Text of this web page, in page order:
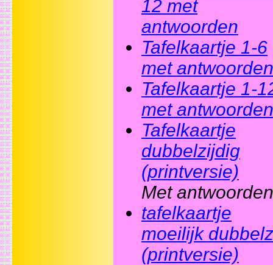
12 met
antwoorden
Tafelkaartje 1-6
met
Tafelkaartje 1-
met
Tafelkaartje
dubbelzijdig
(printversie)
Met
tafelkaartje
moeilijk
(printversie)